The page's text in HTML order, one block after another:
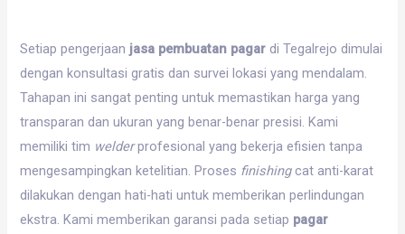
Setiap pengerjaan jasa pembuatan pagar di Tegalrejo dimulai
dengan konsultasi gratis dan survei lokasi yang mendalam.
Tahapan ini sangat penting untuk memastikan harga yang
transparan dan ukuran yang benar-benar presisi. Kami
memiliki tim welderprofesional yang bekerja efisien tanpa
mengesampingkan ketelitian. Proses finishingcat anti-karat
dilakukan dengan hati-hati untuk memberikan perlindungan
ekstra. Kami memberikan garansi pada setiap pagar